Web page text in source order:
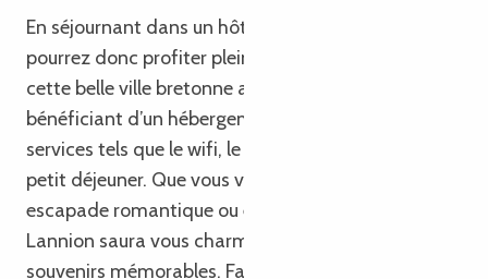
En séjournant dans un hôtel à Lannion, vous
pourrez donc profiter pleinement de tout ce que
cette belle ville bretonne a à offrir, tout en
bénéficiant d’un hébergement de qualité avec des
services tels que le wifi, le parking, une piscine et un
petit déjeuner. Que vous voyagiez pour affaires, en
escapade romantique ou en vacances en famille,
Lannion saura vous charmer et vous laissera des
souvenirs mémorables. Faites confiance aux avis et